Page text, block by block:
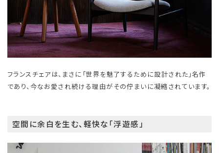
フランスチェアは、まさに「世界を魅了するために設計された」名作
であり、今なお愛され続ける理由がその佇まいに凝縮されています。
空間に余白を生む、軽快な「浮遊感」